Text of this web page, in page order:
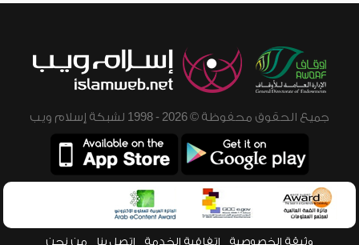
جميع الحقوق محفوظة © 2026 - 1998 لشبكة إسلام ويب
وثيقة الخصوصية اتفاقية الخدمة اتصل بنا من نحن